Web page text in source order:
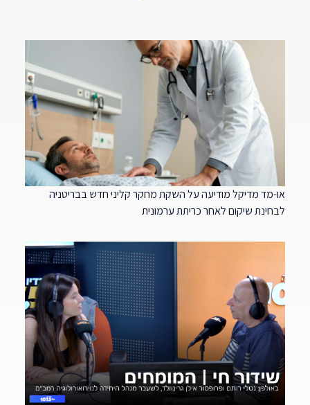
או-מד מדיקל מודיעה על השקת מחקר קליני חדש בבריטניה
לבחינת שיקום לאחר כריתת ערמונית